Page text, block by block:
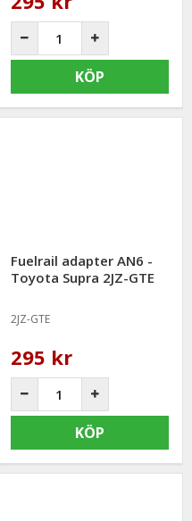
KÖP
Fuelrail adapter AN6 -
Toyota Supra 2JZ-GTE
2JZ-GTE
295 kr
KÖP